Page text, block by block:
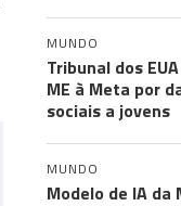
MUNDO
Tribunal dos
ME à Meta por
sociais a jovens
MUNDO
Modelo de IA